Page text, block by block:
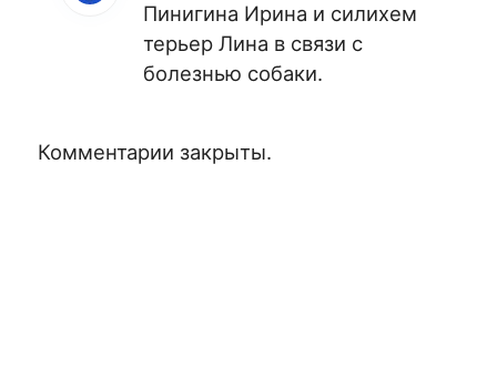
Пинигина Ирина и силихем
терьер Лина в связи с
болезнью собаки.
Комментарии закрыты.